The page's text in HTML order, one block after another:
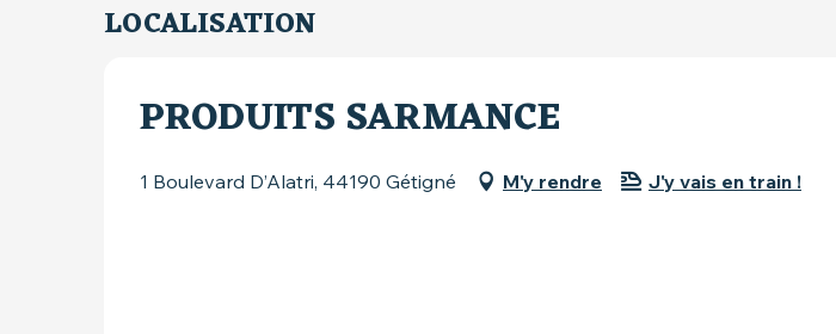
LOCALISATION
PRODUITS SARMANCE
1 Boulevard D’Alatri, 44190 Gétigné M'y rendre J'y vais en train !